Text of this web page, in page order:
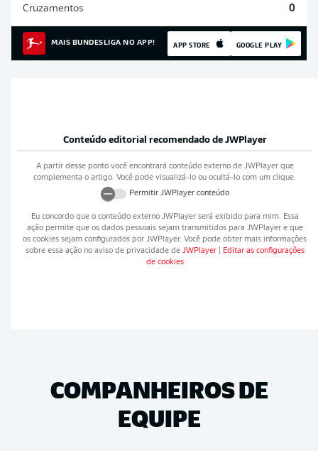
Cruzamentos 0
MAIS BUNDESLIGA NO APP! APP STORE GOOGLE PLAY
Conteúdo editorial recomendado de JWPlayer
A partir desse ponto você encontrará conteúdo externo de JWPlayerque
complementa o artigo. Você pode visualizá-lo ou ocultá-lo com um clique.
Permitir JWPlayerconteúdo
Eu concordo que o conteúdo externo JWPlayerserá exibido para mim. Essa
ação permite que os dados pessoais sejam transmitidos para JWPlayere que
os cookies sejam configurados por JWPlayer. Você pode obter mais informações
sobre essa ação no aviso de privacidade de JWPlayer
Editar as configurações
de cookies
COMPANHEIROS DE
EQUIPE